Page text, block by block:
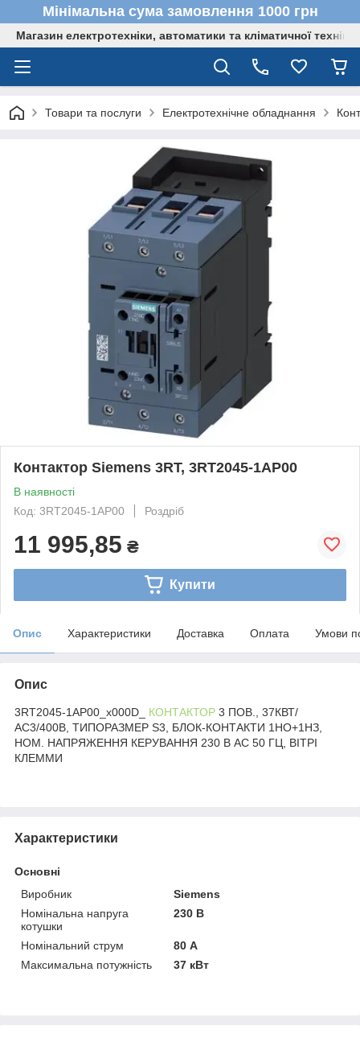
Мінімальна сума замовлення 1000 грн
Магазин електротехніки, автоматики та кліматичної техніки
Товари та послуги Електротехнічне обладнання
Контактор Siemens 3RT, 3RT2045-1AP00
В наявності
Код: 3RT2045-1AP00
Роздріб
11 995,85 ₴
Купити
Опис Характеристики Доставка Оплата Умови
Опис
3RT2045-1AP00_x000D_ КОНТАКТОР 3 ПОВ., 37КВТ/
АС3/400В, ТИПОРАЗМЕР S3, БЛОК-КОНТАКТИ 1НО+1НЗ,
НОМ. НАПРЯЖЕННЯ КЕРУВАННЯ 230 В AC 50 ГЦ, ВІТРІ
КЛЕММИ
Характеристики
Основні
Виробник
Siemens
Номінальна напруга
котушки
230 В
Номінальний струм
80 А
Максимальна потужність
37 кВт